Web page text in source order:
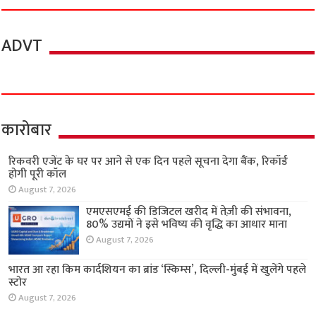
ADVT
कारोबार
रिकवरी एजेंट के घर पर आने से एक दिन पहले सूचना देगा बैंक, रिकॉर्ड
होगी पूरी कॉल
August 7, 2026
एमएसएमई की डिजिटल खरीद में तेज़ी की संभावना,
80% उद्यमों ने इसे भविष्य की वृद्धि का आधार माना
August 7, 2026
भारत आ रहा किम कार्दशियन का ब्रांड ‘स्किम्स’, दिल्ली-मुंबई में खुलेंगे पहले
स्टोर
August 7, 2026